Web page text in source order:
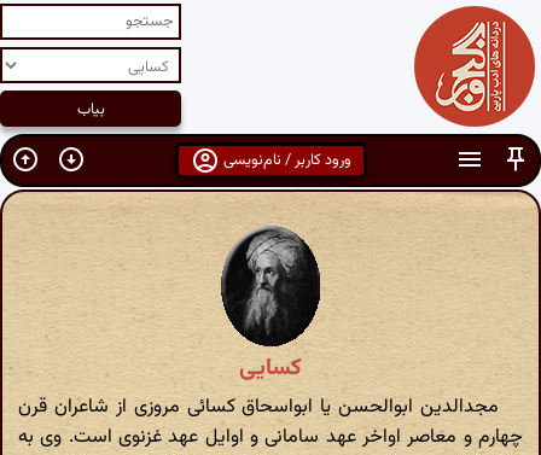
ورود کاربر / نام‌نویسی
کسایی
مجدالدین ابوالحسن یا ابواسحاق کسائی مروزی از شاعران قرن
چهارم و معاصر اواخر عهد سامانی و اوایل عهد غزنوی است. وی به